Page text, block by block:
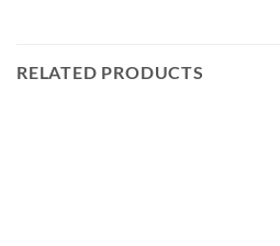
RELATED PRODUCTS